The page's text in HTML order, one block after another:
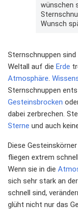
wünschen
Wunsch
Sternschnuppen
Weltall auf die Erde
Atmosphäre.
Sternschnuppen
Gesteinsbrocken
dabei zerbrechen.
Sterne und auch
Diese
fliegen extrem
Wenn sie in die
sich sehr stark an der
schnell sind,
glüht nicht nur das